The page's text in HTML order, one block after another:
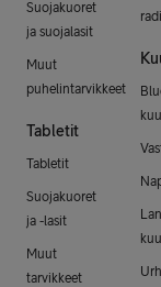
Suojakuoret
ja suojalasit
Muut
puhelintarvikkeet
Tabletit
Tabletit
Suojakuoret
ja -lasit
Muut
tarvikkeet